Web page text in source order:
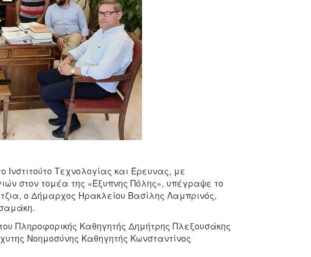
Τεχνολογίας και Έρευνας, με
στον τομέα της «Έξυπνης Πόλης», υπέγραψε το
ο Δήμαρχος Ηρακλείου Βασίλης Λαμπρινός,
Πληροφορικής Καθηγητής Δημήτρης Πλεξουσάκης
Νοημοσύνης Καθηγητής Κωνσταντίνος